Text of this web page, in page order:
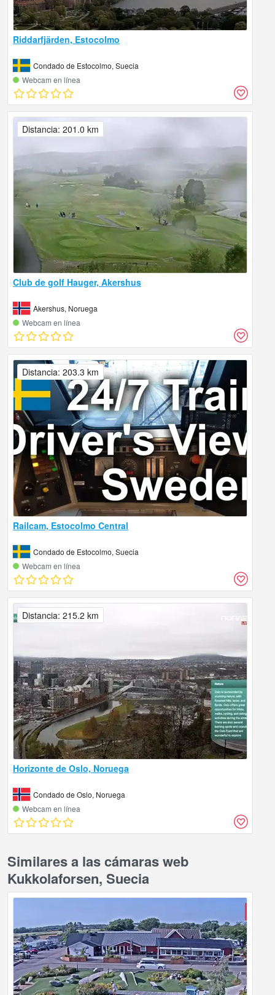
Riddarfjärden, Estocolmo
Condado de Estocolmo, Suecia
Webcam en línea
Club de golf Hauger, Akershus
Akershus, Noruega
Webcam en línea
Distancia: 201.0 km
Railcam, Estocolmo Central
Condado de Estocolmo, Suecia
Webcam en línea
Distancia: 203.3 km
Horizonte de Oslo, Noruega
Condado de Oslo, Noruega
Webcam en línea
Distancia: 215.2 km
Similares a las cámaras web
Kukkolaforsen, Suecia